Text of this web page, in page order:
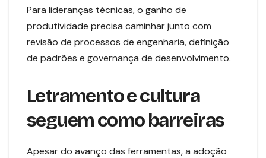
Para lideranças técnicas, o ganho de
produtividade precisa caminhar junto com
revisão de processos de engenharia, definição
de padrões e governança de desenvolvimento.
Letramento e cultura
seguem como barreiras
Apesar do avanço das ferramentas, a adoção